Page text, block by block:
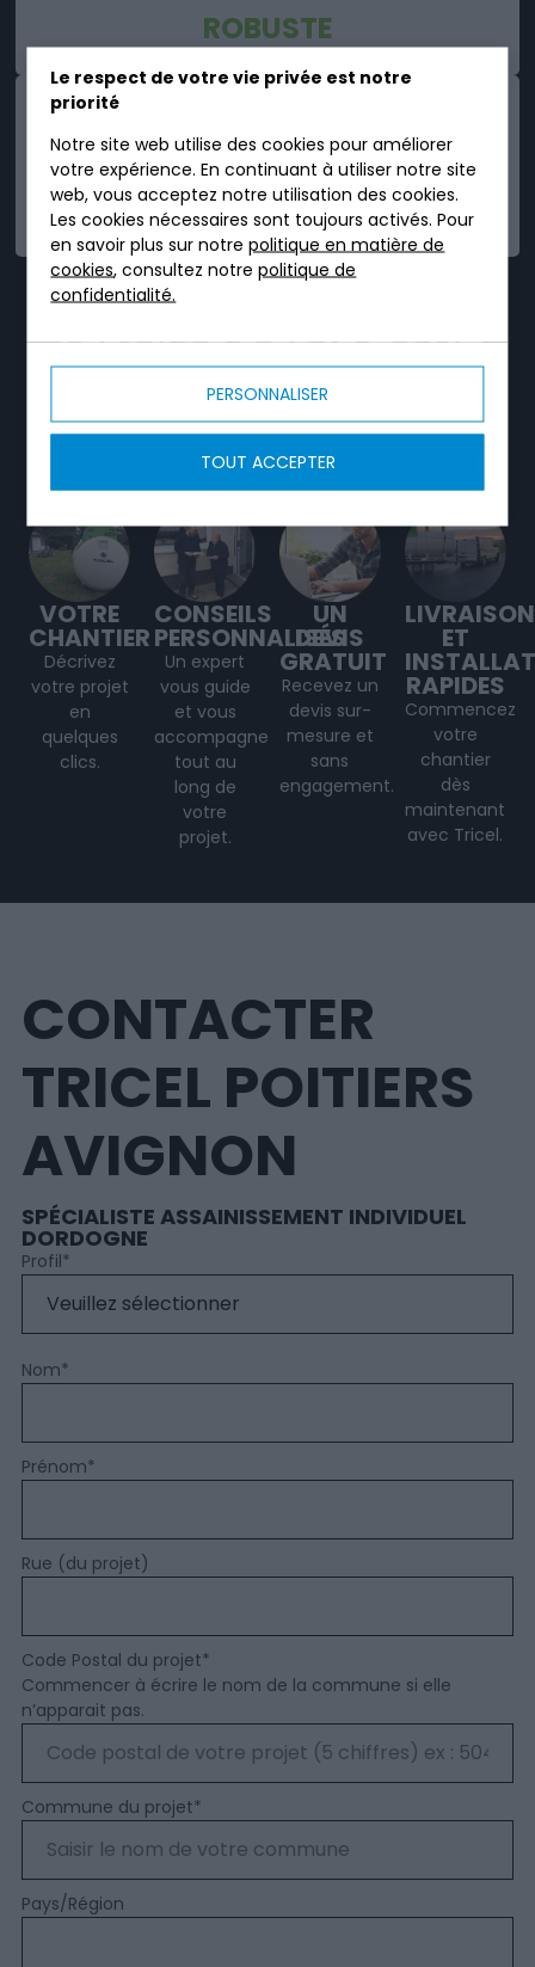
Le respect de votre vie privée est notre
priorité
Notre site web utilise des cookies pour améliorer
votre expérience. En continuant à utiliser notre site
web, vous acceptez notre utilisation des cookies.
Les cookies nécessaires sont toujours activés. Pour
en savoir plus sur notrepolitique en matière de
cookies, consultez notrepolitique de
confidentialité.
PERSONNALISER
TOUT ACCEPTER
ROBUSTE
FIABLE
TRICEL, C'EST UN
SERVICE DÉDIÉ TOUT
AU LONG DE VOTRE
PROJET.
VOTRE
CHANTIER
Décrivez
votre projet
en
quelques
clics.
CONSEILS
PERSONNALISÉS
Un expert
vous guide
et vous
accompagne
tout au
long de
votre
projet.
UN
DEVIS
GRATUIT
Recevez un
devis sur-
mesure et
sans
engagement.
LIVRAISON
ET
RAPIDES
Commencez
votre
chantier
dès
maintenant
avec Tricel.
CONTACTER
TRICEL POITIERS
AVIGNON
SPÉCIALISTE ASSAINISSEMENT INDIVIDUEL
DORDOGNE
Profil*
Nom*
Prénom*
Rue (du projet)
Code Postal du projet*
Commencer à écrire le nom de la commune si elle
n’apparait pas.
Commune du projet*
Pays/Région